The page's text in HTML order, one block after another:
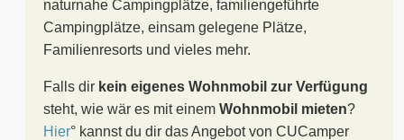
naturnahe Campingplätze, familiengeführte
Campingplätze, einsam gelegene Plätze,
Familienresorts und vieles mehr.
Falls dir kein eigenes Wohnmobil zur Verfügung
steht, wie wär es mit einem Wohnmobil mieten?
Hier° kannst du dir das Angebot von CUCamper